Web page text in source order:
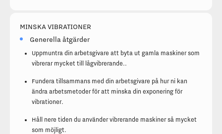
MINSKA VIBRATIONER
Generella åtgärder
Uppmuntra din arbetsgivare att byta ut gamla maskiner som
vibrerar mycket till lågvibrerande..
Fundera tillsammans med din arbetsgivare på hur ni kan
ändra arbetsmetoder för att minska din exponering för
vibrationer.
Håll nere tiden du använder vibrerande maskiner så mycket
som möjligt.